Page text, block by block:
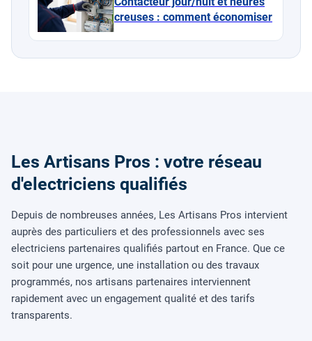
creuses : comment économiser
Les Artisans Pros : votre réseau
d'electriciens qualifiés
Depuis de nombreuses années, Les Artisans Pros intervient
auprès des particuliers et des professionnels avec ses
electriciens partenaires qualifiés partout en France. Que ce
soit pour une urgence, une installation ou des travaux
programmés, nos artisans partenaires interviennent
rapidement avec un engagement qualité et des tarifs
transparents.